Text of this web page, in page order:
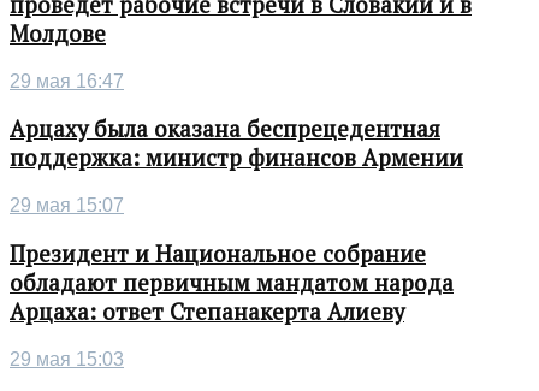
Молдове
29 мая 16:47
Арцаху была оказана беспрецедентная
поддержка: министр финансов Армении
29 мая 15:07
Президент и Национальное собрание
обладают первичным мандатом народа
Арцаха: ответ Степанакерта Алиеву
29 мая 15:03